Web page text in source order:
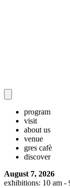
program
visit
about us
venue
gres cafè
discover
August 7, 2026
exhibitions: 10 am -